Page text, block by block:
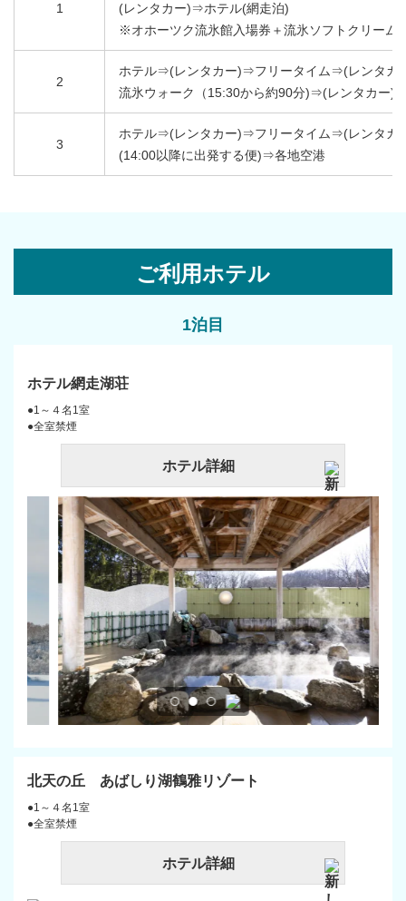
1
(レンタカー)⇒ホテル(網走泊)
※オホーツク流氷館入場券＋流氷ソフトクリーム
2
ホテル⇒(レンタカー)⇒フリータイム⇒(レンタカ
流氷ウォーク（15:30から約90分)⇒(レンタカー
3
ホテル⇒(レンタカー)⇒フリータイム⇒(レンタ
(14:00以降に出発する便)⇒各地空港
ご利用ホテル
1泊目
ホテル網走湖荘
●1～４名1室
●全室禁煙
ホテル詳細
北天の丘 あばしり湖鶴雅リゾート
●1～４名1室
●全室禁煙
ホテル詳細